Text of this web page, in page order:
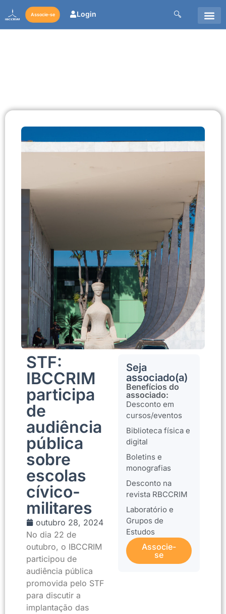
Associe-se Login
STF:
IBCCRIM
participa
de
audiência
pública
sobre
escolas
cívico-
militares
outubro 28, 2024
No dia 22 de
outubro, o IBCCRIM
participou de
audiência pública
promovida pelo STF
para discutir a
implantação das
Seja
associado(a)
Benefícios do
associado:
Desconto em
cursos/eventos
Biblioteca física e
digital
Boletins e
monografias
Desconto na
revista RBCCRIM
Laboratório e
Grupos de
Estudos
Associe-
se